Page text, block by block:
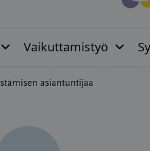
Vaikuttamistyö
asiantuntijaa